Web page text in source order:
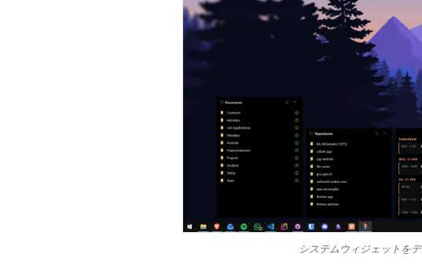
システムウィジェットを